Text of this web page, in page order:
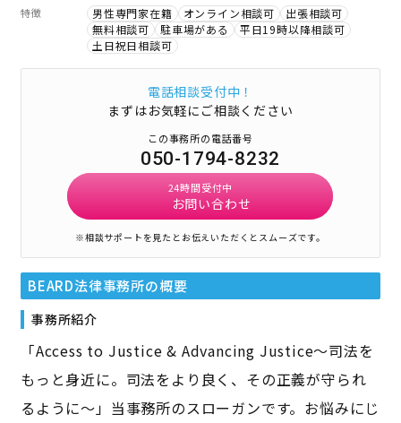
特徴 男性専門家在籍 オンライン相談可
出張相談可
無料相談可
駐車場がある
平日19時以降相談可
土日祝日相談可
電話相談受付中！
まずはお気軽にご相談ください
この事務所の電話番号
050-1794-8232
24時間受付中
お問い合わせ
※相談サポートを見たとお伝えいただくとスムーズです。
BEARD法律事務所の概要
事務所紹介
「Access to Justice & Advancing Justice〜司法を
もっと身近に。司法をより良く、その正義が守られ
るように〜」当事務所のスローガンです。お悩みにじ